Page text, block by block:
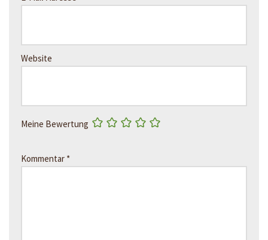
Website
Meine Bewertung
Kommentar *